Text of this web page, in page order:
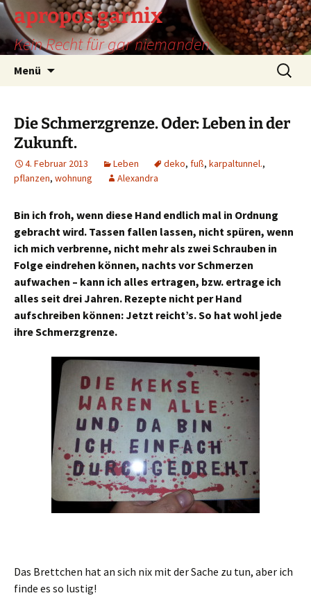
Zum
Inhalt
springen
apropos garnix
Kein Recht für gar niemanden.
Menü
Suchen
nach:
Die Schmerzgrenze. Oder: Leben in der
Zukunft.
4. Februar 2013 Leben deko, fuß, karpaltunnel.,
pflanzen, wohnung Alexandra
Bin ich froh, wenn diese Hand endlich mal in Ordnung
gebracht wird. Tassen fallen lassen, nicht spüren, wenn
ich mich verbrenne, nicht mehr als zwei Schrauben in
Folge eindrehen können, nachts vor Schmerzen
aufwachen – kann ich alles ertragen, bzw. ertrage ich
alles seit drei Jahren. Rezepte nicht per Hand
aufschreiben können: Jetzt reicht’s. So hat wohl jede
ihre Schmerzgrenze.
Das Brettchen hat an sich nix mit der Sache zu tun, aber ich
finde es so lustig!